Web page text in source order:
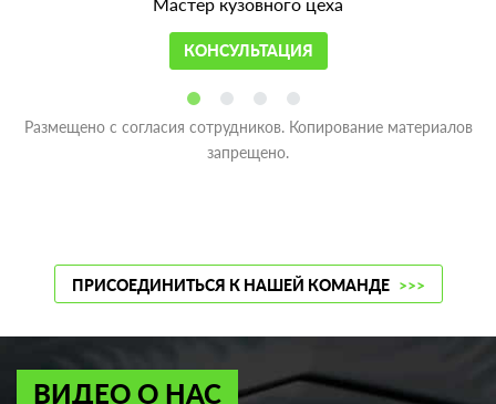
КОНСУЛЬТАЦИЯ
Размещено с согласия сотрудников. Копирование материалов
запрещено.
ПРИСОЕДИНИТЬСЯ К НАШЕЙ КОМАНДЕ >>>
ВИДЕО О НАС